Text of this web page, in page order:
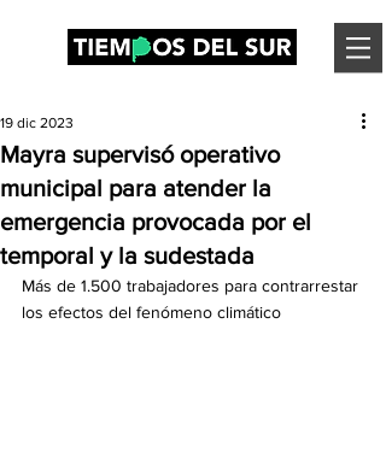
Mayra supervisó operativo
municipal para atender la
emergencia provocada por el
temporal y la sudestada
19 dic 2023
Más de 1.500 trabajadores para contrarrestar
los efectos del fenómeno climático